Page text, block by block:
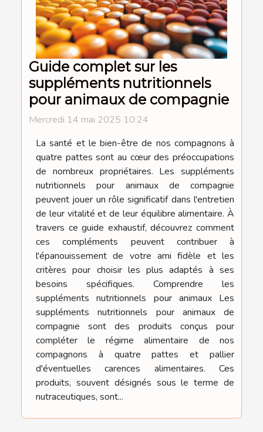
Guide complet sur les
suppléments nutritionnels
pour animaux de compagnie
Mercredi 14 mai 2025 10:24
La santé et le bien-être de nos compagnons à
quatre pattes sont au cœur des préoccupations
de nombreux propriétaires. Les suppléments
nutritionnels pour animaux de compagnie
peuvent jouer un rôle significatif dans l'entretien
de leur vitalité et de leur équilibre alimentaire. À
travers ce guide exhaustif, découvrez comment
ces compléments peuvent contribuer à
l'épanouissement de votre ami fidèle et les
critères pour choisir les plus adaptés à ses
besoins spécifiques. Comprendre les
suppléments nutritionnels pour animaux Les
suppléments nutritionnels pour animaux de
compagnie sont des produits conçus pour
compléter le régime alimentaire de nos
compagnons à quatre pattes et pallier
d'éventuelles carences alimentaires. Ces
produits, souvent désignés sous le terme de
nutraceutiques, sont...